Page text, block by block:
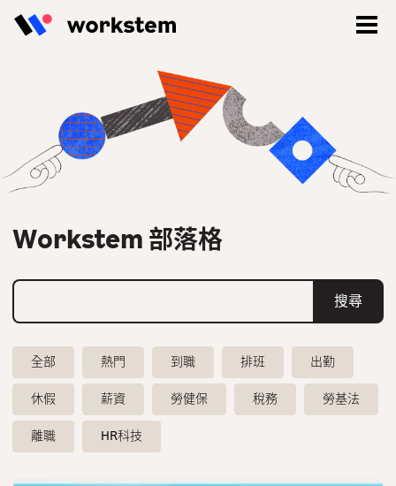
登入
立即註冊
聯絡我們
Workstem 部落格
全部 熱門 到職 排班 出勤
休假 薪資 勞健保 稅務 勞基法
離職 HR科技